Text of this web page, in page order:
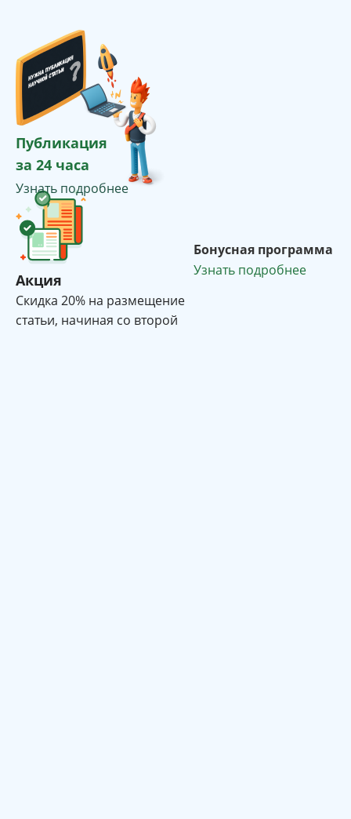
Публикация
за 24 часа
Узнать подробнее
Акция
Cкидка 20% на размещение
статьи, начиная со второй
Бонусная программа
Узнать подробнее